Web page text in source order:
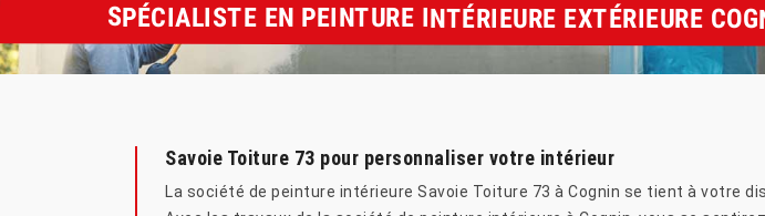
SPÉCIALISTE EN PEINTURE INTÉRIEURE EXTÉRIEURE
Savoie Toiture 73 pour personnaliser votre intérieur
La société de peinture intérieure Savoie Toiture 73 à Cognin se tient à votre